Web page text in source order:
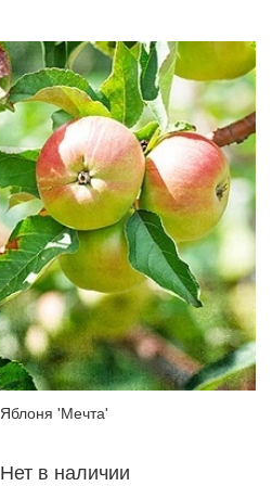
Яблоня 'Мечта'
Нет в наличии